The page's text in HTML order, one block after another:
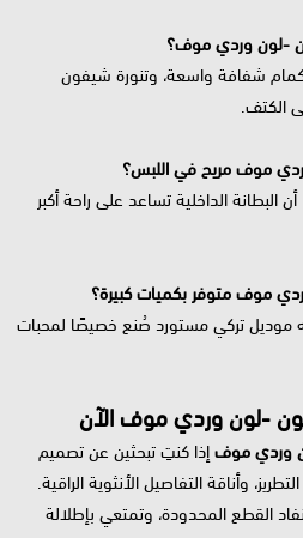
-لون وردي موف؟
شفافة واسعة، وتنورة شيفون
الكتف.
موف مريح في اللبس؟
البطانة الداخلية تساعد على راحة أكبر
موف متوفر بكميات كبيرة؟
موديل تركي مستورد صُنع خصيصًا لمحبات
-لون وردي موف الآن
وردي موفإذا كنتِ تبحثين عن تصميم
وأناقة التفاصيل الأنثوية الراقية.
القطع المحدودة، وتمتعي بإطلالة